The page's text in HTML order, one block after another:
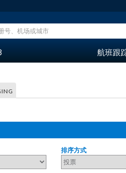
航班跟
排序方式